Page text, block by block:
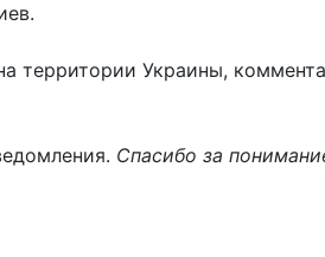
территории Украины,
Спасибо за